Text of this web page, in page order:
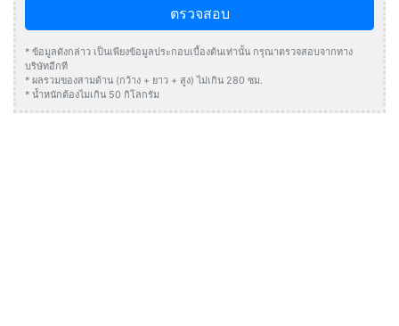
ตรวจสอบ
* ข้อมูลดังกล่าว เป็นเพียงข้อมูลประกอบเบื้องต้นเท่านั้น กรุณาตรวจสอบจากทาง
บริษัทอีกที
* ผลรวมของสามด้าน (กว้าง + ยาว + สูง) ไม่เกิน 280 ซม.
* น้ำหนักต้องไมเกิน 50 กิโลกรัม